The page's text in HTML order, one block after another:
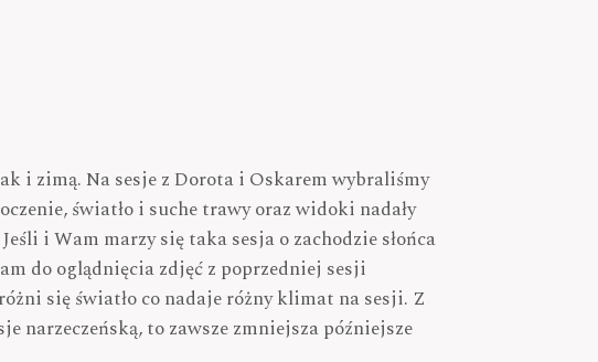
i zimą. Na sesje z Dorota i Oskarem wybraliśmy
światło i suche trawy oraz widoki nadały
i Wam marzy się taka sesja o zachodzie słońca
do oglądnięcia zdjęć z poprzedniej sesji
się światło co nadaje różny klimat na sesji. Z
narzeczeńską, to zawsze zmniejsza późniejsze